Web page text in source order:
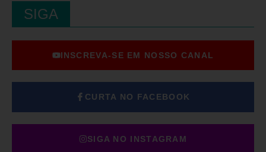
SIGA
INSCREVA-SE EM NOSSO CANAL
CURTA NO FACEBOOK
SIGA NO INSTAGRAM